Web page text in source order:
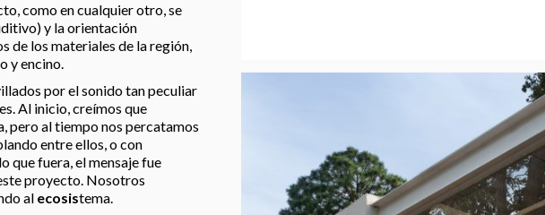
como en cualquier otro, se
y la orientación
de los materiales de la región,
y encino.
por el sonido tan peculiar
Al inicio, creímos que
pero al tiempo nos percatamos
entre ellos, o con
que fuera, el mensaje fue
proyecto. Nosotros
al ecosistema.